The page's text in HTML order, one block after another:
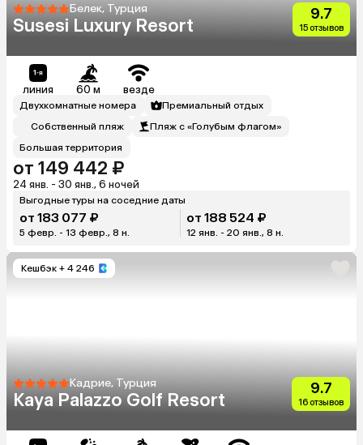
Белек, Турция
Susesi Luxury Resort
9.7
15 отзывов
линия 60 м везде
Двухкомнатные номера
Премиальный отдых
Собственный пляж
Пляж с «Голубым флагом»
Большая территория
от 149 442 ₽
24 янв. - 30 янв., 6 ночей
Выгодные туры на соседние даты
от 183 077 ₽
5 февр. - 13 февр., 8 н.
от 188 524 ₽
12 янв. - 20 янв., 8 н.
Кешбэк + 4 246
Кадрие, Турция
Kaya Palazzo Golf Resort
9.7
16 отзывов